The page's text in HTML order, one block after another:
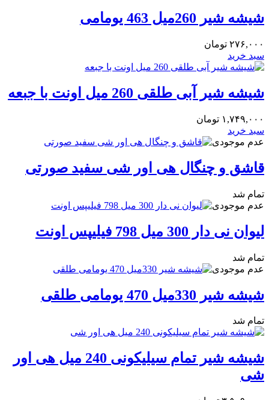
شیشه شیر 260میل 463 یومامی
۲۷۶,۰۰۰ تومان
سبد خرید
شیشه شیر آبی طلقی 260 میل اونت با جبعه
۱,۷۴۹,۰۰۰ تومان
سبد خرید
عدم موجودی
قاشق و چنگال هی اور شی سفید صورتی
تمام شد
عدم موجودی
لیوان نی دار 300 میل 798 فیلیپس اونت
تمام شد
عدم موجودی
شیشه شیر 330میل 470 یومامی طلقی
تمام شد
شیشه شیر تمام سیلیکونی 240 میل هی اور
شی